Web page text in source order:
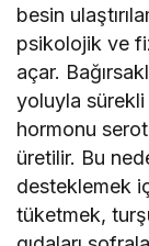
besin
psikolojik ve
açar.
yoluyla
hormonu
üretilir. Bu
desteklemek
tüketmek,